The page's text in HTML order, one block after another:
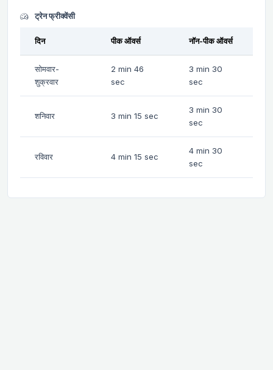
ट्रेन फ्रीक्वेंसी
दिन पीक ऑवर्स नॉन-पीक ऑवर्स
सोमवार-
शुक्रवार
2 min 46
sec
3 min 30
sec
शनिवार 3 min 15 sec
3 min 30
sec
रविवार 4 min 15 sec
4 min 30
sec